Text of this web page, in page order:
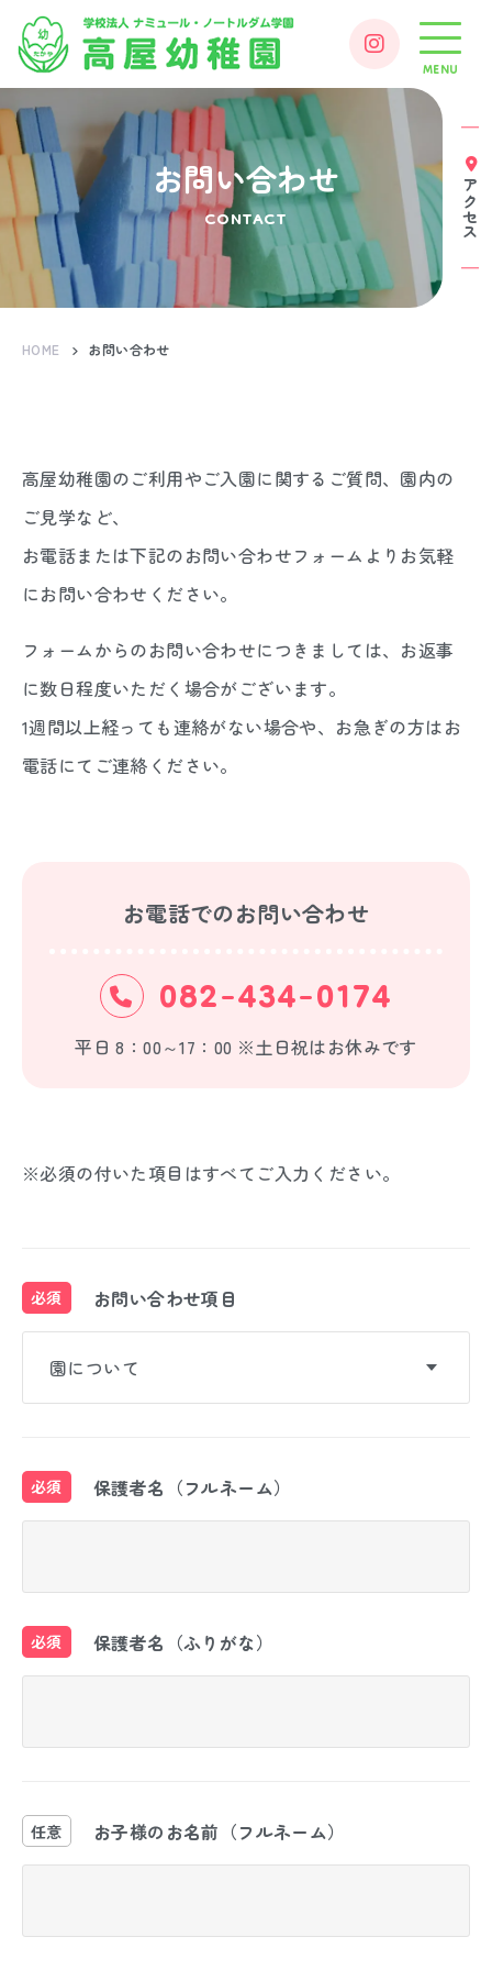
MENU
お問い合わせ
CONTACT アクセス
HOME お問い合わせ
高屋幼稚園のご利用やご入園に関するご質問、園内の
ご見学など、
お電話または下記のお問い合わせフォームよりお気軽
にお問い合わせください。
フォームからのお問い合わせにつきましては、お返事
に数日程度いただく場合がございます。
1週間以上経っても連絡がない場合や、お急ぎの方はお
電話にてご連絡ください。
お電話でのお問い合わせ
082-434-0174
平日 8：00～17：00 ※土日祝はお休みです
※必須の付いた項目はすべてご入力ください。
必須 お問い合わせ項目
必須 保護者名（フルネーム）
必須 保護者名（ふりがな）
任意 お子様のお名前（フルネーム）